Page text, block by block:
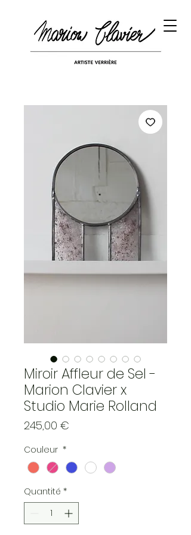
Miroir Affleur de Sel -
Marion Clavier x
Studio Marie Rolland
245,00 €
Couleur *
Quantité *